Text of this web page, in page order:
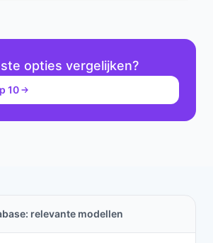
opties vergelijken?
10
relevante modellen